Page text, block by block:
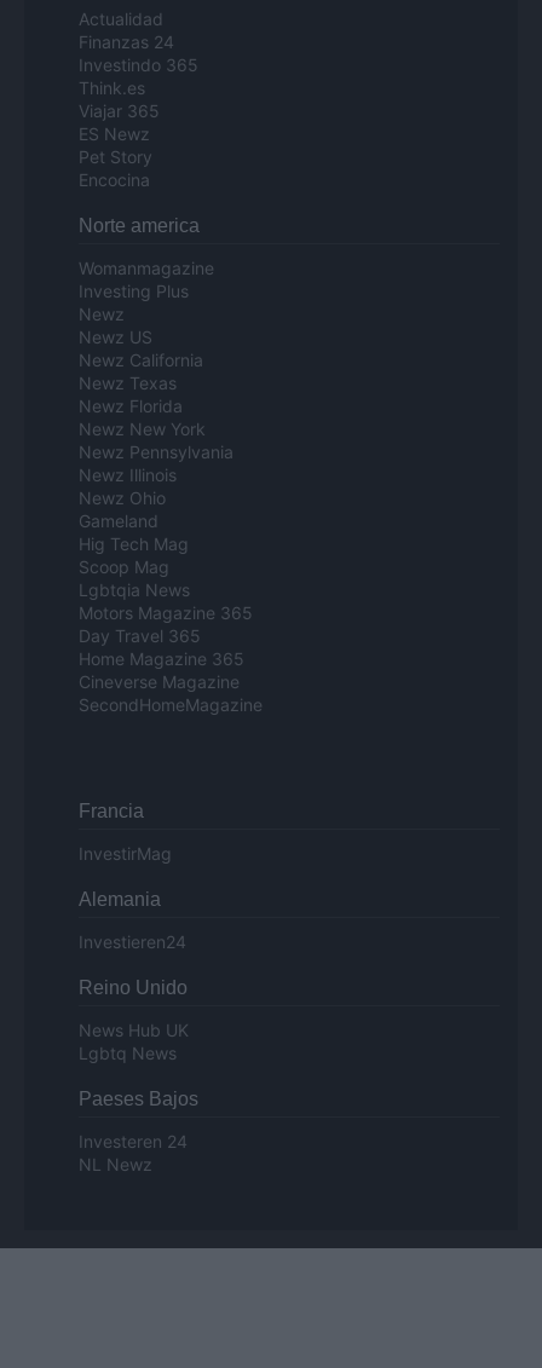
Actualidad
Finanzas 24
Investindo 365
Think.es
Viajar 365
ES Newz
Pet Story
Encocina
Norte america
Womanmagazine
Investing Plus
Newz
Newz US
Newz California
Newz Texas
Newz Florida
Newz New York
Newz Pennsylvania
Newz Illinois
Newz Ohio
Gameland
Hig Tech Mag
Scoop Mag
Lgbtqia News
Motors Magazine 365
Day Travel 365
Home Magazine 365
Cineverse Magazine
SecondHomeMagazine
Francia
InvestirMag
Alemania
Investieren24
Reino Unido
News Hub UK
Lgbtq News
Paeses Bajos
Investeren 24
NL Newz